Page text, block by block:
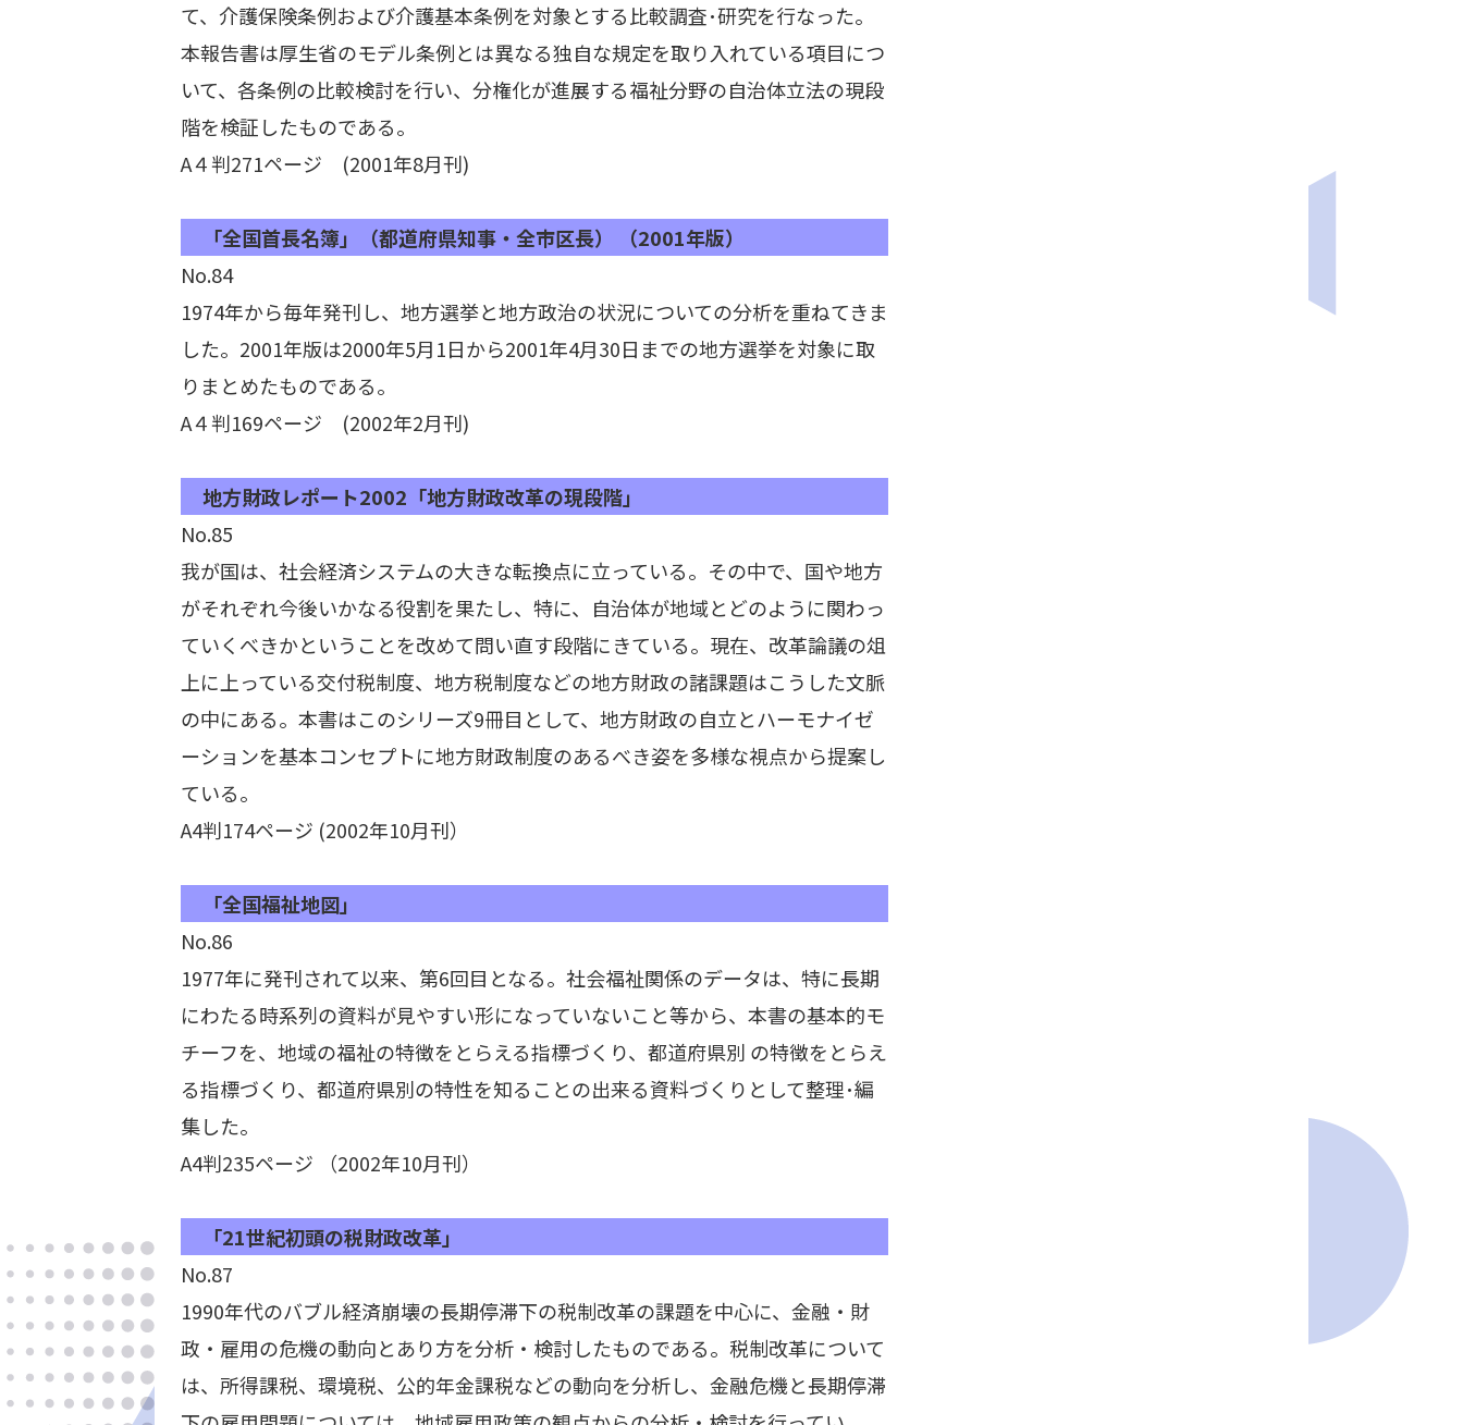
て、介護保険条例および介護基本条例を対象とする比較調査･研究を行なった。
本報告書は厚生省のモデル条例とは異なる独自な規定を取り入れている項目につ
いて、各条例の比較検討を行い、分権化が進展する福祉分野の自治体立法の現段
階を検証したものである。
A４判271ページ (2001年8月刊)
「全国首長名簿」（都道府県知事・全市区長） （2001年版）
No.84
1974年から毎年発刊し、地方選挙と地方政治の状況についての分析を重ねてきま
した。2001年版は2000年5月1日から2001年4月30日までの地方選挙を対象に取
りまとめたものである。
A４判169ページ (2002年2月刊)
地方財政レポート2002「地方財政改革の現段階」
No.85
我が国は、社会経済システムの大きな転換点に立っている。その中で、国や地方
がそれぞれ今後いかなる役割を果たし、特に、自治体が地域とどのように関わっ
ていくべきかということを改めて問い直す段階にきている。現在、改革論議の俎
上に上っている交付税制度、地方税制度などの地方財政の諸課題はこうした文脈
の中にある。本書はこのシリーズ9冊目として、地方財政の自立とハーモナイゼ
ーションを基本コンセプトに地方財政制度のあるべき姿を多様な視点から提案し
ている。
A4判174ページ (2002年10月刊）
「全国福祉地図」
No.86
1977年に発刊されて以来、第6回目となる。社会福祉関係のデータは、特に長期
にわたる時系列の資料が見やすい形になっていないこと等から、本書の基本的モ
チーフを、地域の福祉の特徴をとらえる指標づくり、都道府県別 の特徴をとらえ
る指標づくり、都道府県別の特性を知ることの出来る資料づくりとして整理･編
集した。
A4判235ページ （2002年10月刊）
「21世紀初頭の税財政改革」
No.87
1990年代のバブル経済崩壊の長期停滞下の税制改革の課題を中心に、金融・財
政・雇用の危機の動向とあり方を分析・検討したものである。税制改革について
は、所得課税、環境税、公的年金課税などの動向を分析し、金融危機と長期停滞